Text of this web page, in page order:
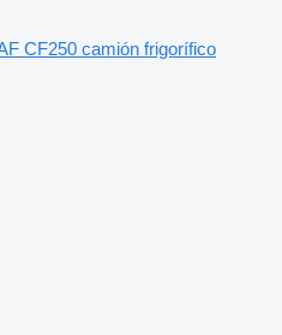
CF250 camión frigorífico